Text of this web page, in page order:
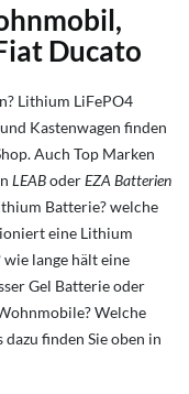
Ducato
Lithium LiFePO4
Kastenwagen finden
Auch Top Marken
LEABoderEZA Batterien
Batterie? welche
eine Lithium
wie lange hält eine
Gel Batterie oder
Welche
finden Sie oben in